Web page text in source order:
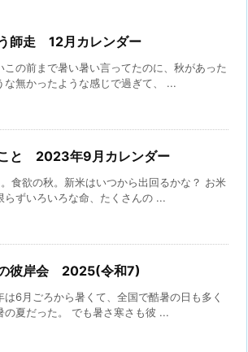
師走 12月カレンダー
この前まで暑い暑い言ってたのに、秋があった
な無かったような感じで過ぎて、 ...
と 2023年9月カレンダー
食欲の秋。新米はいつから出回るかな？ お米
らずいろいろな命、たくさんの ...
彼岸会 2025(令和7)
は6月ごろから暑くて、全国で酷暑の日も多く
の夏だった。 でも暑さ寒さも彼 ...